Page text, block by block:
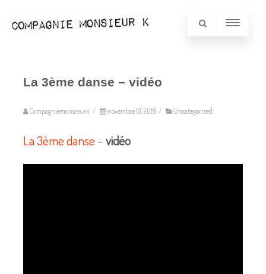
La 3ème danse – vidéo
Compagniemonsieurk / novembre 19, 2018 / Uncategorized
La 3ème danse –vidéo